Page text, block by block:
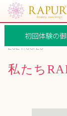
2021/06/29
私たち
初回体験の